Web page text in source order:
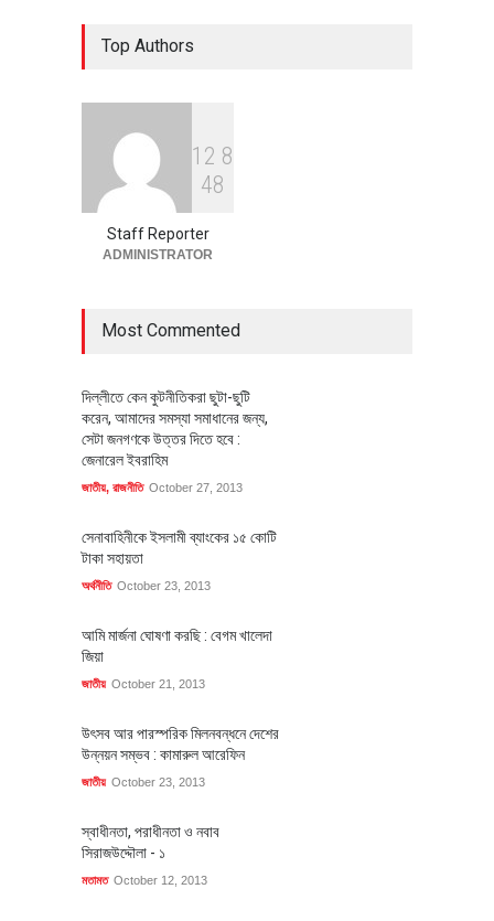
বৈশ্বিক প্রতিযোগিতা সক্ষমতা বাড়াতে
পোশাক শিল্পে নতুন উদ্যোগ
Top Authors
1 2 8
48
Staff Reporter
ADMINISTRATOR
Most Commented
দিল্লীতে কেন কুটনীতিকরা ছুটা-ছুটি
করেন, আমাদের সমস্যা সমাধানের জন্য,
সেটা জনগণকে উত্তর দিতে হবে :
জেনারেল ইবরাহিম
জাতীয়, রাজনীতি October 27, 2013
সেনাবাহিনীকে ইসলামী ব্যাংকের ১৫ কোটি
টাকা সহায়তা
অর্থনীতি October 23, 2013
আমি মার্জনা ঘোষণা করছি : বেগম খালেদা
জিয়া
জাতীয় October 21, 2013
উৎসব আর পারস্পরিক মিলনবন্ধনে দেশের
উন্নয়ন সম্ভব : কামারুল আরেফিন
জাতীয় October 23, 2013
স্বাধীনতা, পরাধীনতা ও নবাব
সিরাজউদ্দৌলা - ১
মতামত October 12, 2013